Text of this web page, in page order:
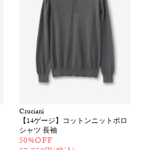
Cruciani
【14ゲージ】コットンニットポロ
シャツ 長袖
50%OFF